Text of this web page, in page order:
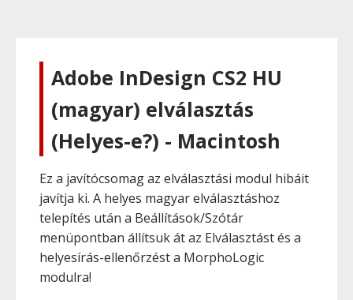
Adobe InDesign CS2 HU
(magyar) elválasztás
(Helyes-e?) - Macintosh
Ez a javítócsomag az elválasztási modul hibáit
javítja ki. A helyes magyar elválasztáshoz
telepítés után a Beállítások/Szótár
menüpontban állítsuk át az Elválasztást és a
helyesírás-ellenőrzést a MorphoLogic
modulra!